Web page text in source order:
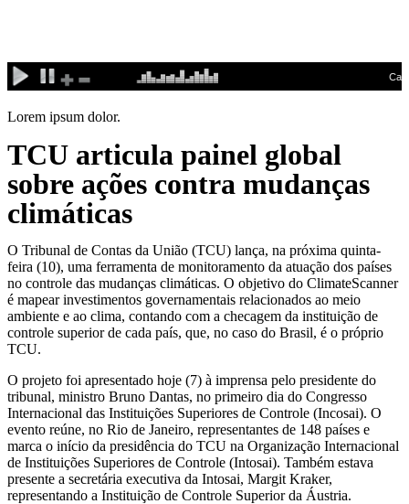
conteúdo
Lorem ipsum dolor.
TCU articula painel global
sobre ações contra mudanças
climáticas
O Tribunal de Contas da União (TCU) lança, na próxima quinta-
feira (10), uma ferramenta de monitoramento da atuação dos países
no controle das mudanças climáticas. O objetivo do ClimateScanner
é mapear investimentos governamentais relacionados ao meio
ambiente e ao clima, contando com a checagem da instituição de
controle superior de cada país, que, no caso do Brasil, é o próprio
TCU.
O projeto foi apresentado hoje (7) à imprensa pelo presidente do
tribunal, ministro Bruno Dantas, no primeiro dia do Congresso
Internacional das Instituições Superiores de Controle (Incosai). O
evento reúne, no Rio de Janeiro, representantes de 148 países e
marca o início da presidência do TCU na Organização Internacional
de Instituições Superiores de Controle (Intosai). Também estava
presente a secretária executiva da Intosai, Margit Kraker,
representando a Instituição de Controle Superior da Áustria.